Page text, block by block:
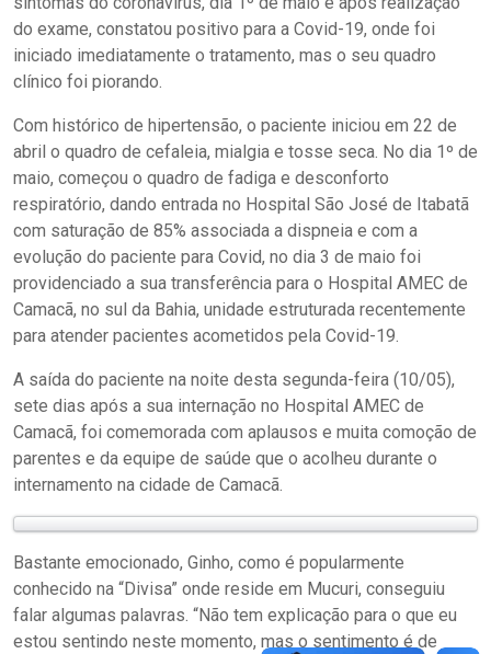
do exame, constatou positivo para a Covid-19, onde foi
iniciado imediatamente o tratamento, mas o seu quadro
clínico foi piorando.
Com histórico de hipertensão, o paciente iniciou em 22 de
abril o quadro de cefaleia, mialgia e tosse seca. No dia 1º de
maio, começou o quadro de fadiga e desconforto
respiratório, dando entrada no Hospital São José de Itabatã
com saturação de 85% associada a dispneia e com a
evolução do paciente para Covid, no dia 3 de maio foi
providenciado a sua transferência para o Hospital AMEC de
Camacã, no sul da Bahia, unidade estruturada recentemente
para atender pacientes acometidos pela Covid-19.
A saída do paciente na noite desta segunda-feira (10/05),
sete dias após a sua internação no Hospital AMEC de
Camacã, foi comemorada com aplausos e muita comoção de
parentes e da equipe de saúde que o acolheu durante o
internamento na cidade de Camacã.
Bastante emocionado, Ginho, como é popularmente
conhecido na “Divisa” onde reside em Mucuri, conseguiu
falar algumas palavras. “Não tem explicação para o que eu
estou sentindo neste momento, mas o sentimento é de